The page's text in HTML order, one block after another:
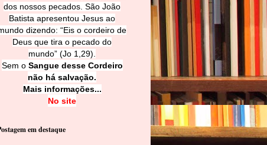
dos nossos pecados. São João
Batista apresentou Jesus ao
dizendo: “Eis o cordeiro de
Deus que tira o pecado do
mundo” (Jo 1,29).
Sem o Sangue desse Cordeiro
não há salvação.
Mais informações...
No site
em destaque